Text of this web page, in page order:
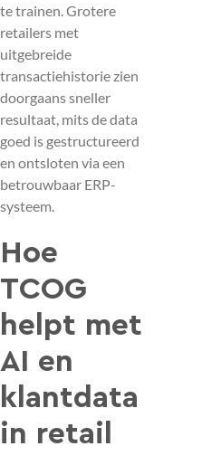
te trainen. Grotere
retailers met
uitgebreide
transactiehistorie zien
doorgaans sneller
resultaat, mits de data
goed is gestructureerd
en ontsloten via een
betrouwbaar ERP-
systeem.
Hoe
TCOG
helpt met
AI en
klantdata
in retail